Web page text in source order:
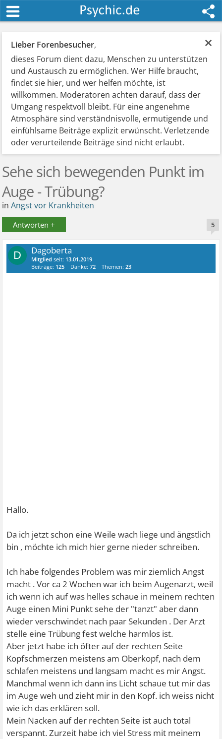
×
Lieber Forenbesucher,
dieses Forum dient dazu, Menschen zu unterstützen
und Austausch zu ermöglichen. Wer Hilfe braucht,
findet sie hier, und wer helfen möchte, ist
willkommen. Moderatoren achten darauf, dass der
Umgang respektvoll bleibt. Für eine angenehme
Atmosphäre sind verständnisvolle, ermutigende und
einfühlsame Beiträge explizit erwünscht. Verletzende
oder verurteilende Beiträge sind nicht erlaubt.
Sehe sich bewegenden Punkt im
Auge - Trübung?
inAngst vor Krankheiten
Antworten + 5
D Dagoberta
Mitglied seit: 13.01.2019
Beiträge: 125 Danke:72 Themen:23
Hallo.
Da ich jetzt schon eine Weile wach liege und ängstlich
bin , möchte ich mich hier gerne nieder schreiben.
Ich habe folgendes Problem was mir ziemlich Angst
macht . Vor ca 2 Wochen war ich beim Augenarzt, weil
ich wenn ich auf was helles schaue in meinem rechten
Auge einen Mini Punkt sehe der "tanzt" aber dann
wieder verschwindet nach paar Sekunden . Der Arzt
stelle eine Trübung fest welche harmlos ist.
Aber jetzt habe ich öfter auf der rechten Seite
Kopfschmerzen meistens am Oberkopf, nach dem
schlafen meistens und langsam macht es mir Angst.
Manchmal wenn ich dann ins Licht schaue tut mir das
im Auge weh und zieht mir in den Kopf. ich weiss nicht
wie ich das erklären soll.
Mein Nacken auf der rechten Seite ist auch total
verspannt. Zurzeit habe ich viel Stress mit meinem